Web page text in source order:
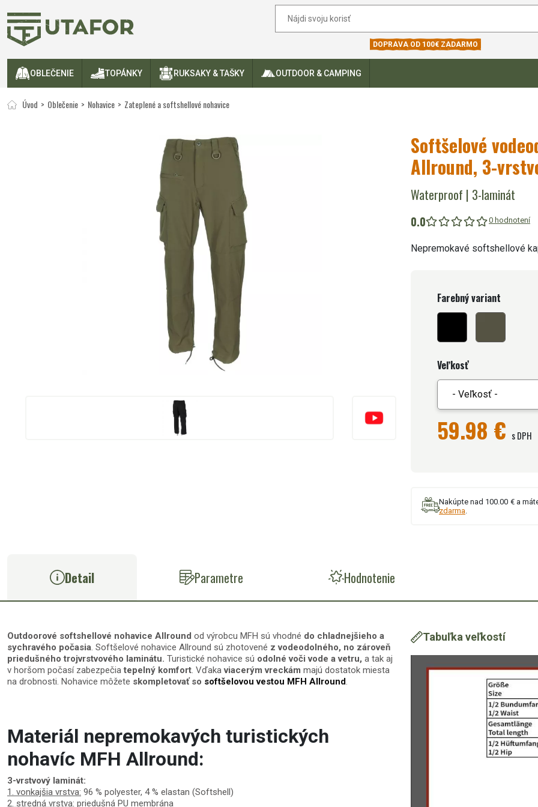
DOPRAVA OD 100€ ZADARMO
OBLEČENIE TOPÁNKY RUKSAKY & TAŠKY OUTDOOR & CAMPING
Úvod Oblečenie Nohavice Zateplené a softshellové nohavice
Softšelové
Allround, 3-
Waterproof | 3-laminát
0.0 0 hodnotení
Nepremokavé softshellové
Farebný variant
Veľkosť
- Veľkosť -
59.98 € s DPH
Nakúpte nad 100.00 € a
zdarma.
Detail Parametre Hodnotenie
Outdoorové softshellové nohavice Allround od výrobcu MFH sú vhodné do chladnejšieho a
sychravého počasia. Softšelové nohavice Allround sú zhotovené zvodeodolného, no zároveň
priedušného trojvrstvového laminátu. Turistické nohavice sú odolné voči vode a vetru, a tak aj
v horšom počasí zabezpečiatepelný komfort. Vďakaviacerým vreckám majú dostatok miesta
na drobnosti. Nohavice môžete skompletovať so softšelovou vestou MFH Allround.
Materiál nepremokavých turistických
nohavíc MFH Allround:
3-vrstvový laminát:
1. vonkajšia vrstva: 96 % polyester, 4 % elastan (Softshell)
2. stredná vrstva: priedušná PU membrána
Tabuľka veľkostí